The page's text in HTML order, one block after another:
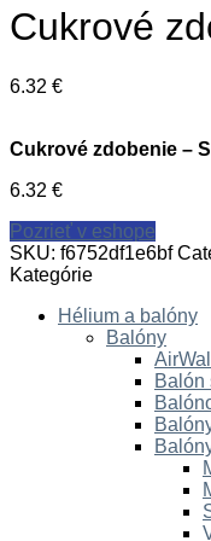
Cukrové
6.32 €
Cukrové zdobenie –
6.32 €
Pozrieť v eshope
SKU: f6752df1e6bf
Kategórie
Hélium a balóny
Balóny
Balón